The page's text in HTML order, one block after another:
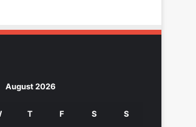
August 2026
T F S S